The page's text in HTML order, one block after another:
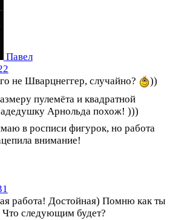
Павел
не Шварцнеггер, случайно?
))
пулемёта и квадратной
Арнольда похож! )))
в росписи фигурок, но работа
внимание!
работа! Достойная) Помню как ты
Что следующим будет?